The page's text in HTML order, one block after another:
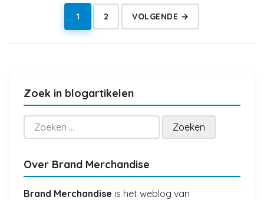
Berichten
paginering
Pagina
1
Pagina
2 VOLGENDE →
Zoek in blogartikelen
Zoeken
naar:
Over Brand Merchandise
Brand Merchandise is het weblog van